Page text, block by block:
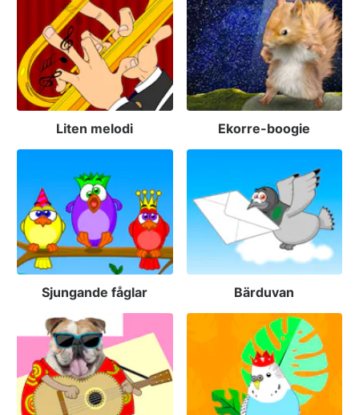
Liten melodi Ekorre-boogie
Sjungande fåglar Bärduvan